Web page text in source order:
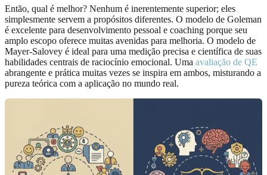
Então, qual é melhor? Nenhum é inerentemente superior; eles
simplesmente servem a propósitos diferentes. O modelo de Goleman
é excelente para desenvolvimento pessoal e coaching porque seu
amplo escopo oferece muitas avenidas para melhoria. O modelo de
Mayer-Salovey é ideal para uma medição precisa e científica de suas
habilidades centrais de raciocínio emocional. Uma avaliação de QE
abrangente e prática muitas vezes se inspira em ambos, misturando a
pureza teórica com a aplicação no mundo real.